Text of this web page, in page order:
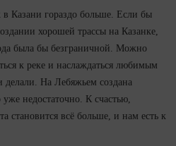
Казани гораздо больше. Если бы
хорошей трассы на Казанке,
была бы безграничной. Можно
к реке и наслаждаться любимым
На Лебяжьем создана
недостаточно. К счастью,
становится всё больше, и нам есть к